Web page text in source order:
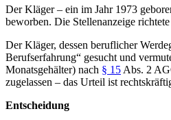
Der Kläger – ein im Jahr 1973
beworben. Die Stellenanzeige
Der Kläger, dessen beruflicher
Berufserfahrung“ gesucht und
Monatsgehälter) nach § 15 Abs. 2
zugelassen – das Urteil ist
Entscheidung